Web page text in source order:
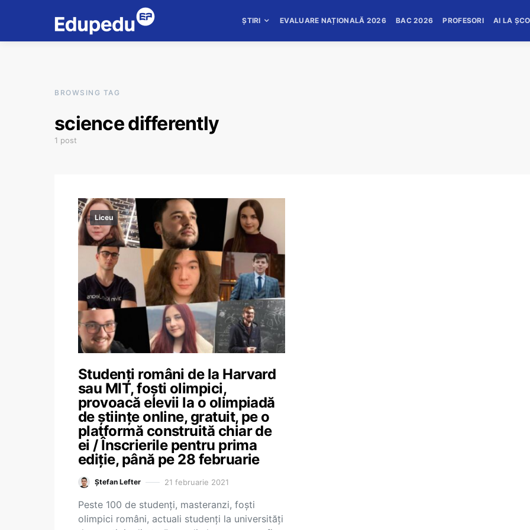
ȘTIRI EVALUARE NAȚIONALĂ 2026 BAC 2026 PROFESORI AI LA
BROWSING TAG
science differently
1 post
Liceu
Studenți români de la Harvard
sau MIT, foști olimpici,
provoacă elevii la o olimpiadă
de științe online, gratuit, pe o
platformă construită chiar de
ei / Înscrierile pentru prima
ediție, până pe 28 februarie
Ștefan Lefter 21 februarie 2021
Peste 100 de studenți, masteranzi, foști
olimpici români, actuali studenți la universități